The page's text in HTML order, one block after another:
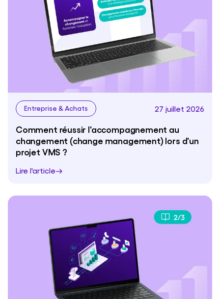
Entreprise & Achats 27 juillet 2026
Comment réussir l'accompagnement au
changement (change management) lors d'un
projet VMS ?
Lire l'article